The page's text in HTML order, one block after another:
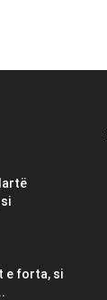
e forta, si